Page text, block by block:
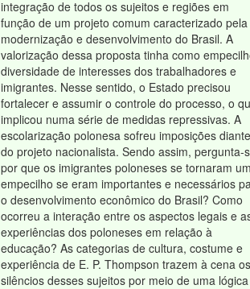
integração de todos os sujeitos e regiões em
função de um projeto comum caracterizado pela
modernização e desenvolvimento do Brasil. A
valorização dessa proposta tinha como
diversidade de interesses dos trabalhadores e
imigrantes. Nesse sentido, o Estado precisou
fortalecer e assumir o controle do processo, o
implicou numa série de medidas repressivas. A
escolarização polonesa sofreu imposições diante
do projeto nacionalista. Sendo assim, pergunta-
por que os imigrantes poloneses se tornaram
empecilho se eram importantes e necessários
o desenvolvimento econômico do Brasil? Como
ocorreu a interação entre os aspectos legais e
experiências dos poloneses em relação à
educação? As categorias de cultura, costume e
experiência de E. P. Thompson trazem à cena os
silêncios desses sujeitos por meio de uma lógica